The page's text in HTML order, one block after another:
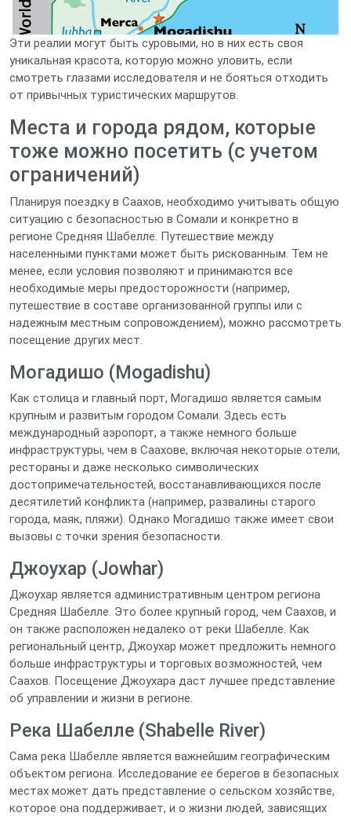
Эти реалии могут быть суровыми, но в них есть своя
уникальная красота, которую можно уловить, если
смотреть глазами исследователя и не бояться отходить
от привычных туристических маршрутов.
Места и города рядом, которые
тоже можно посетить (с учетом
ограничений)
Планируя поездку в Саахов, необходимо учитывать общую
ситуацию с безопасностью в Сомали и конкретно в
регионе Средняя Шабелле. Путешествие между
населенными пунктами может быть рискованным. Тем не
менее, если условия позволяют и принимаются все
необходимые меры предосторожности (например,
путешествие в составе организованной группы или с
надежным местным сопровождением), можно рассмотреть
посещение других мест.
Могадишо (Mogadishu)
Как столица и главный порт, Могадишо является самым
крупным и развитым городом Сомали. Здесь есть
международный аэропорт, а также немного больше
инфраструктуры, чем в Саахове, включая некоторые отели,
рестораны и даже несколько символических
достопримечательностей, восстанавливающихся после
десятилетий конфликта (например, развалины старого
города, маяк, пляжи). Однако Могадишо также имеет свои
вызовы с точки зрения безопасности.
Джоухар (Jowhar)
Джоухар является административным центром региона
Средняя Шабелле. Это более крупный город, чем Саахов, и
он также расположен недалеко от реки Шабелле. Как
региональный центр, Джоухар может предложить немного
больше инфраструктуры и торговых возможностей, чем
Саахов. Посещение Джоухара даст лучшее представление
об управлении и жизни в регионе.
Река Шабелле (Shabelle River)
Сама река Шабелле является важнейшим географическим
объектом региона. Исследование ее берегов в безопасных
местах может дать представление о сельском хозяйстве,
которое она поддерживает, и о жизни людей, зависящих